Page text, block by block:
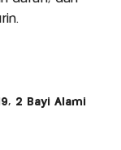
2 Bayi Alami